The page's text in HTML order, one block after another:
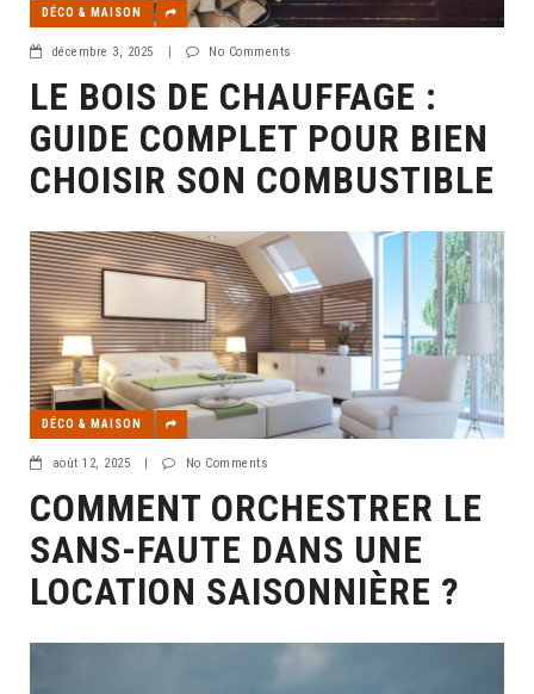
DÉCO & MAISON
décembre 3, 2025 | No Comments
LE BOIS DE CHAUFFAGE :
GUIDE COMPLET POUR BIEN
CHOISIR SON COMBUSTIBLE
DÉCO & MAISON
août 12, 2025 | No Comments
COMMENT ORCHESTRER LE
SANS-FAUTE DANS UNE
LOCATION SAISONNIÈRE ?